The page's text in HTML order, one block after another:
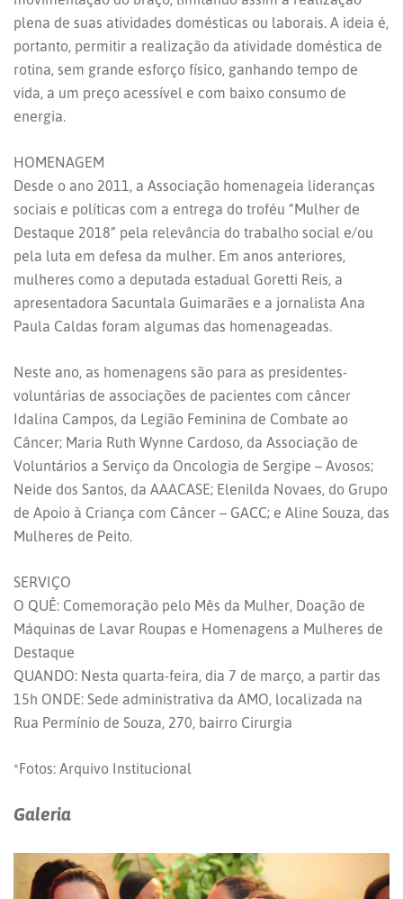
plena de suas atividades domésticas ou laborais. A ideia é,
portanto, permitir a realização da atividade doméstica de
rotina, sem grande esforço físico, ganhando tempo de
vida, a um preço acessível e com baixo consumo de
energia.
HOMENAGEM
Desde o ano 2011, a Associação homenageia lideranças
sociais e políticas com a entrega do troféu “Mulher de
Destaque 2018” pela relevância do trabalho social e/ou
pela luta em defesa da mulher. Em anos anteriores,
mulheres como a deputada estadual Goretti Reis, a
apresentadora Sacuntala Guimarães e a jornalista Ana
Paula Caldas foram algumas das homenageadas.
Neste ano, as homenagens são para as presidentes-
voluntárias de associações de pacientes com câncer
Idalina Campos, da Legião Feminina de Combate ao
Câncer; Maria Ruth Wynne Cardoso, da Associação de
Voluntários a Serviço da Oncologia de Sergipe – Avosos;
Neide dos Santos, da AAACASE; Elenilda Novaes, do Grupo
de Apoio à Criança com Câncer – GACC; e Aline Souza, das
Mulheres de Peito.
SERVIÇO
O QUÊ: Comemoração pelo Mês da Mulher, Doação de
Máquinas de Lavar Roupas e Homenagens a Mulheres de
Destaque
QUANDO: Nesta quarta-feira, dia 7 de março, a partir das
15h ONDE: Sede administrativa da AMO, localizada na
Rua Permínio de Souza, 270, bairro Cirurgia
*Fotos: Arquivo Institucional
Galeria